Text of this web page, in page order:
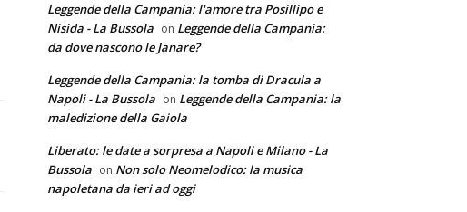
Leggende della Campania: l'amore tra Posillipo e
Nisida - La Bussola on Leggende della Campania:
da dove nascono le Janare?
Leggende della Campania: la tomba di Dracula a
Napoli - La Bussola on Leggende della Campania: la
maledizione della Gaiola
Liberato: le date a sorpresa a Napoli e Milano - La
Bussola on Non solo Neomelodico: la musica
napoletana da ieri ad oggi